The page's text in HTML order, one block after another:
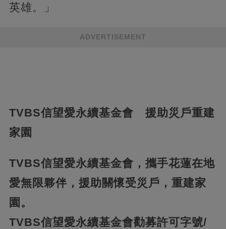
英雄。」
ADVERTISEMENT
TVBS信望愛永續基金會 援助災戶重建
家園
TVBS信望愛永續基金會，攜手花蓮在地
愛無限夥伴，援助關懷受災戶，重建家
園。
TVBS信望愛永續基金會勸募許可字號/